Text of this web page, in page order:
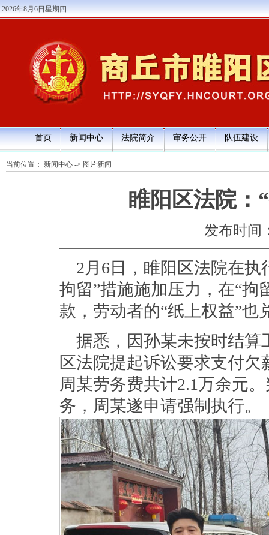
2026年8月6日星期四
首页 新闻中心 法院简介 审务公开 队伍建设
当前位置： 新闻中心 -> 图片新闻
睢阳区法院：
发布时间
2月6日，睢阳区法院在
拘留”措施施加压力，在“拘
款，劳动者的“纸上权益”也
据悉，因孙某未按时结算
区法院提起诉讼要求支付
周某劳务费共计2.1万余元
务，周某遂申请强制执行。